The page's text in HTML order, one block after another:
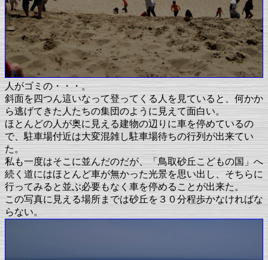
人がゴミの・・・。
斜面を四つん這いなって登ってくる人を見ていると、何かか
ら逃げてきた人たちの集団のように見えて面白い。
ほとんどの人が奥に見える建物の辺りに車を停めているの
で、駐車場付近は大変混雑し駐車場待ちの行列が出来てい
た。
私も一度はそこに並んだのだが、「鳥取砂丘こどもの国」へ
続く道にはほとんど車が無かった光景を思い出し、そちらに
行ってみると並ぶ必要もなく車を停めることが出来た。
この写真に見える場所までは砂丘を３０分程歩かなければな
らない。